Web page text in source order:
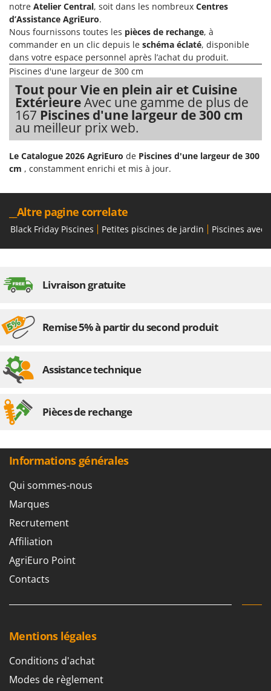
Seven Italy
Shark
Silky
Simatech
Sirman
Skil
Smartwood
Smeg
Snapper
Solidur
Spiralmac
Spring Protezione
Stiga
Sunseeker
T
TecnoGen
Telwin
Titania
Trev - Abrek - TecnoVIR
Troy-Bilt
U
Udor
Unger
V
Verdemax
Vesco
Volpi
notre Atelier Central, soit dans les nombreux Centres
d’Assistance AgriEuro.
Nous fournissons toutes les pièces de rechange, à
commander en un clic depuis le schéma éclaté, disponible
dans votre espace personnel après l’achat du produit.
Piscines d'une largeur de 300 cm
Tout pour Vie en plein air et Cuisine
ExtérieureAvec une gamme de plus de
167 Piscines d'une largeur de 300 cm
au meilleur prix web.
Le Catalogue 2026 AgriEuro de Piscines d'une largeur de 300
cm , constamment enrichi et mis à jour.
__Altre pagine correlate
Black Friday Piscines Petites piscines de jardin Piscines avec
Livraison gratuite
Remise 5% à partir du second produit
Assistance technique
Pièces de rechange
Informations générales
Qui sommes-nous
Marques
Recrutement
Affiliation
AgriEuro Point
Contacts
Mentions légales
Conditions d'achat
Modes de règlement